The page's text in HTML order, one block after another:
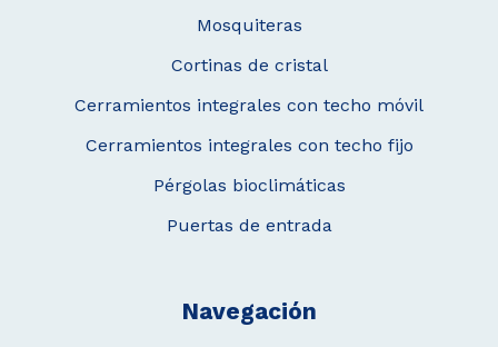
Mosquiteras
Cortinas de cristal
Cerramientos integrales con techo móvil
Cerramientos integrales con techo fijo
Pérgolas bioclimáticas
Puertas de entrada
Navegación